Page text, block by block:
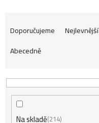
Ř
a
z
Doporučujeme Nejlevnější
Abecedně
Na skladě 214